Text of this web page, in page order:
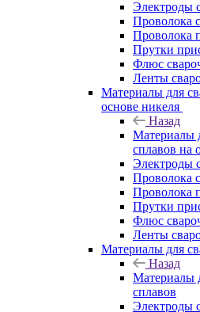
Электроды
Проволока
Проволока
Прутки
Флюс
Ленты
Материалы для
основе никеля
Назад
Материалы
сплавов на
Электроды
Проволока
Проволока
Прутки
Флюс
Ленты
Материалы для
Назад
Материалы
сплавов
Электроды